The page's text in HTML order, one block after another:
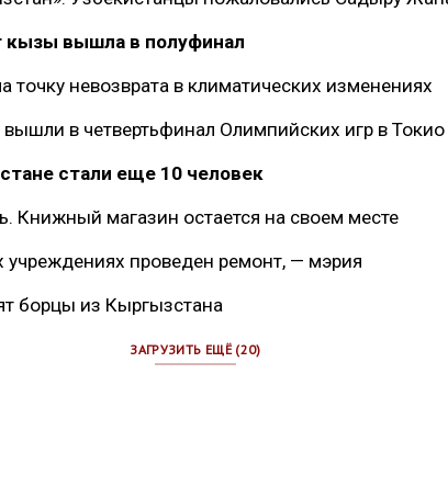
кызы вышла в полуфинал
невозврата в климатических изменениях
в четвертьфинал Олимпийских игр в Токио
стали еще 10 человек
Книжный магазин остается на своем месте
учреждениях проведен ремонт, — мэрия
борцы из Кыргызстана
ЗАГРУЗИТЬ ЕЩЁ (20)